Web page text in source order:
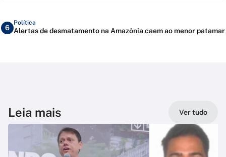
6
Política
Alertas de desmatamento na Amazônia caem ao menor patamar
Leia mais Ver tudo